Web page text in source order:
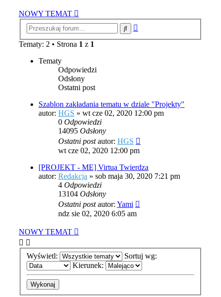
NOWY TEMAT
Szukaj
Tematy: 2 • Strona 1 z 1
Tematy
Odpowiedzi
Odsłony
Ostatni post
Szablon zakładania tematu w dziale "Projekty"
autor: HGS » wt cze 02, 2020 12:00 pm
0 Odpowiedzi
14095 Odsłony
Ostatni postautor: HGS
wt cze 02, 2020 12:00 pm
[PROJEKT - ME] Virtua Twierdza
autor: Redakcja » sob maja 30, 2020 7:21 pm
4 Odpowiedzi
13104 Odsłony
Ostatni postautor: Yami
ndz sie 02, 2020 6:05 am
NOWY TEMAT
Wyświetl:
Sortuj wg:
Kierunek: